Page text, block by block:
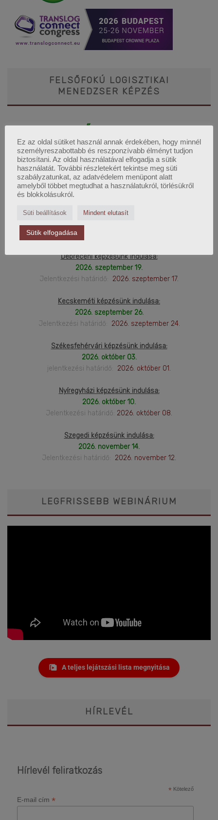
FELSŐFOKÚ LOGISZTIKAI
MENEDZSER KÉPZÉS
2026. Őszi képzéseink:
Budapesti képzésünk indulása:
2026. augusztus 29.
Jelentkezési határidő: 2026. augusztus 28.
Online képzésünk indulása:
Jelentkezési határidő:
Debreceni képzésünk indulása:
2026. szeptember 19.
Jelentkezési határidő: 2026. szeptember 17.
Kecskeméti képzésünk indulása:
2026. szeptember 26.
Jelentkezési határidő: 2026. szeptember 24.
Székesfehérvári képzésünk indulása:
2026. október 03.
jelentkezési határidő: 2026. október 01.
Nyíregyházi képzésünk indulása:
2026. október 10.
Jelentkezési határidő: 2026. október 08.
Szegedi képzésünk indulása:
2026. november 14.
Jelentkezési határidő: 2026. november 12.
LEGFRISSEBB WEBINÁRIUM
A teljes lejátszási lista megnyitása
HÍRLEVÉL
Hírlevél feliratkozás
* Kötelező
E-mail cím *
Ez az oldal sütiket használ annak érdekében, hogy minnél
személyreszabottabb és reszponzívabb élményt tudjon
biztosítani. Az oldal használatával elfogadja a sütik
használatát. További részletekért tekintse meg süti
szabályzatunkat, az adatvédelem menüpont alatt
amelyből többet megtudhat a használatukról, törlésükről
és blokkolásukról.
Süti beállítások Mindent elutasít
Sütik elfogadása